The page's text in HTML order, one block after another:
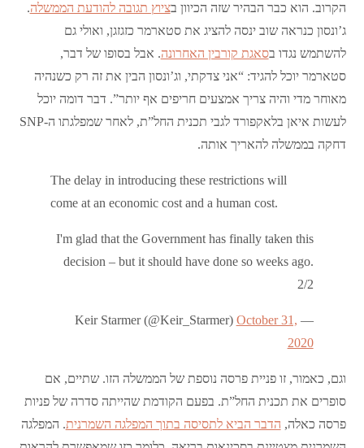
הקרוב. הוא כבר הבהיר שזה הכיוון בציוץ תגובה להודעת הממשלה.
ג’ונסון כנראה שוב ינסה להציג את סטארמר כזגזגן, ואולי גם
להשתמש נגדו בסאגת קורבין האחרונה. אבל בסופו של דבר,
סטארמר יוכל להגיד: “אני צדקתי, וג’ונסון הבין את זה רק כשנהיה
מאוחר מדי והיה צריך אמצעים חריפים אף יותר”. דבר דומה יוכל
לעשות איאן בלאקפורד לגבי תכנית החל”ת, לאחר שמפלגתו ה-SNP
דחקה בממשלה להאריך אותה.
The delay in introducing these restrictions will
come at an economic cost and a human cost.
I'm glad that the Government has finally taken this
decision – but it should have done so weeks ago.
2/2
— Keir Starmer (@Keir_Starmer)
October 31,
2020
וגם, כאמור, זו פניית פרסה נוספת של הממשלה הזו. שתיים, אם
סופרים את תכנית החל”ת. בפעם הקודמת שהייתה סדרה של פניות
פרסה כאלה, הדבר הביא לתסיסה בתוך המפלגה השמרנית. המפלגה